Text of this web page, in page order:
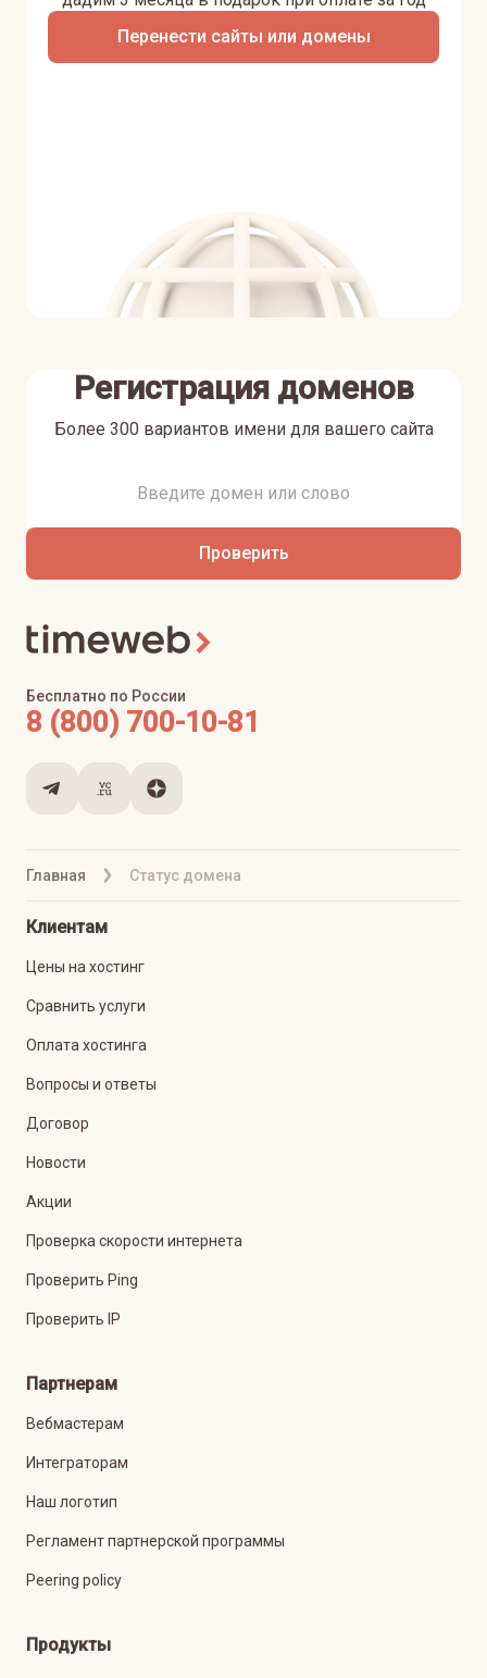
Перенести сайты или домены
Регистрация доменов
Более 300 вариантов имени для вашего сайта
Проверить
Главная Статус домена
Бесплатно по России
8 (800) 700-10-81
Клиентам
Цены на хостинг
Сравнить услуги
Оплата хостинга
Вопросы и ответы
Договор
Новости
Акции
Проверка скорости интернета
Проверить Ping
Проверить IP
Партнерам
Вебмастерам
Интеграторам
Наш логотип
Регламент партнерской программы
Peering policy
Продукты